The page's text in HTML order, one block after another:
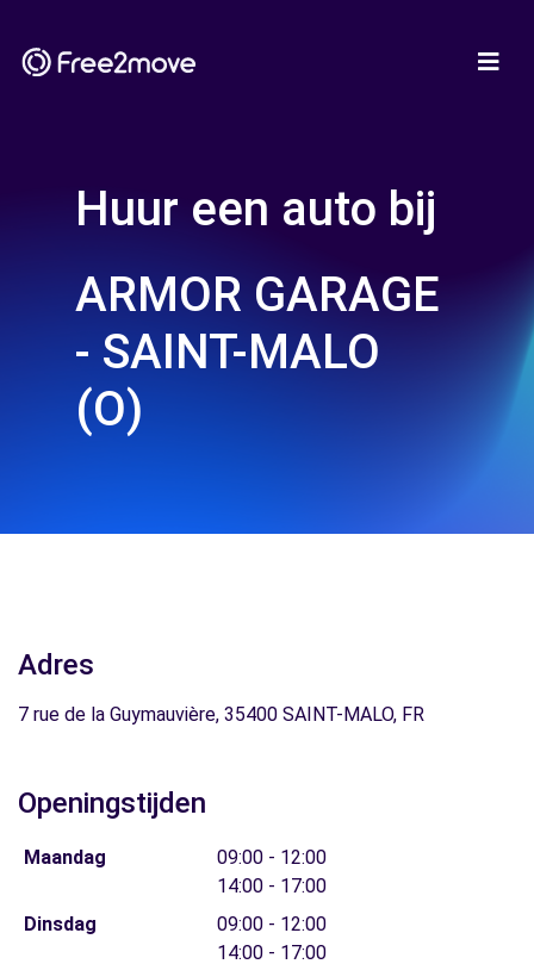
Huur een auto bij
ARMOR GARAGE
- SAINT-MALO
(O)
Adres
7 rue de la Guymauvière, 35400 SAINT-MALO, FR
Openingstijden
Maandag
09:00 - 12:00
14:00 - 17:00
Dinsdag
09:00 - 12:00
14:00 - 17:00